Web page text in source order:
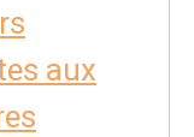
aux